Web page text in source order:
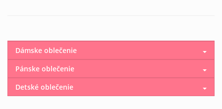
Dámske oblečenie
Pánske oblečenie
Detské oblečenie